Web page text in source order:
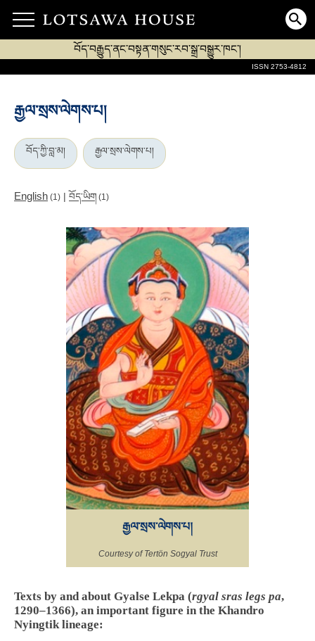
བོད་བརྒྱུད་ནང་བསྟན་གསུང་རབ་སྒྲ་བསྒྱུར་ཁང་།
ISSN 2753-4812
རྒྱལ་སྲས་ལེགས་པ།
བོད་ཀྱི་བླ་མ། རྒྱལ་སྲས་ལེགས་པ།
English (1) | བོད་ཡིག (1)
རྒྱལ་སྲས་ལེགས་པ།
Courtesy of Tertön Sogyal Trust
Texts by and about Gyalse Lekpa (rgyal sras legs pa,
1290–1366), an important figure in the Khandro
Nyingtik lineage: